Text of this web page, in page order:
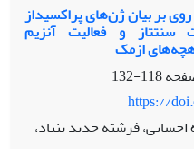
بر بیان ژن‌های پراکسیداز
کربوکسیلات سنتتاز و فعالیت آنزیم
118-132
https://
فرشته جدید بنیاد،